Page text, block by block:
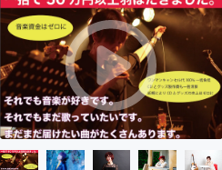
アート・写真
テクノロジー・ガジェ
映像・映画
ビジネス・起業